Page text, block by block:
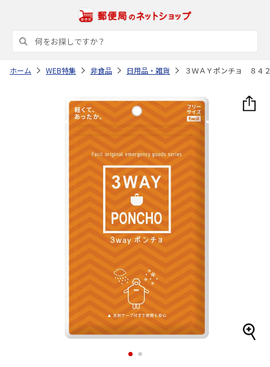
ホーム WEB特集 非食品 日用品・雑貨 ３ＷＡＹポンチョ ８４
1 2